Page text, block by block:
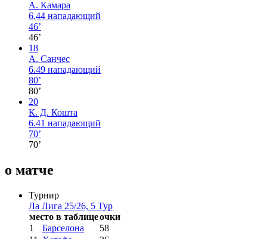
А. Камара
6.44 нападающий
46’
46’
18
А. Санчес
6.49 нападающий
80’
80’
20
К. Д. Кошта
6.41 нападающий
70’
70’
о матче
Турнир
Ла Лига 25/26, 5 Тур
место в таблицеочки
1
Барселона
58